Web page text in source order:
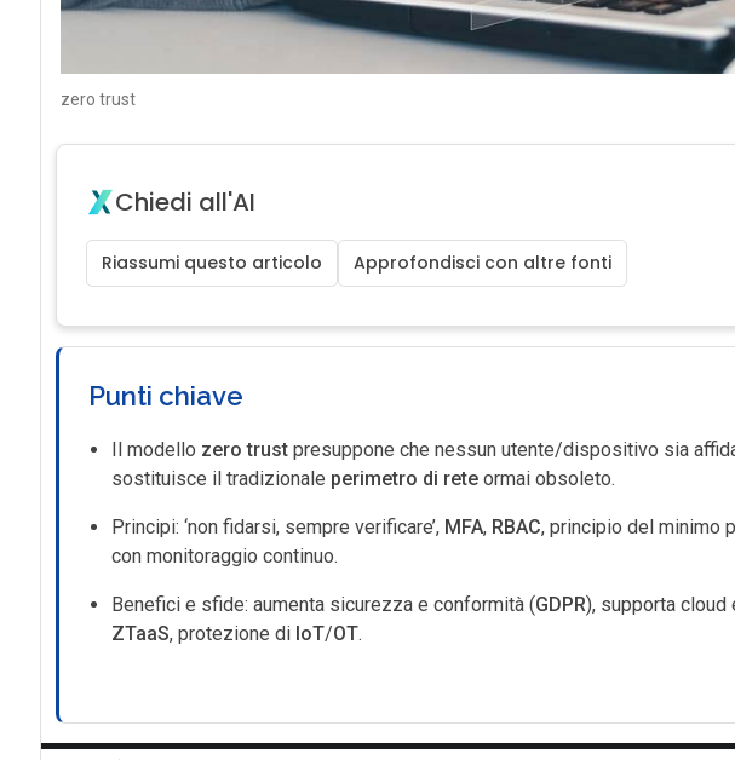
zero trust
Chiedi all'AI
Riassumi questo articolo Approfondisci con altre fonti
Punti chiave
Il modello zero trustpresuppone che nessun utente/dispositivo sia
sostituisce il tradizionale perimetro di reteormai obsoleto.
Principi: ‘non fidarsi, sempre verificare’, MFA, RBAC, principio del minimo
con monitoraggio continuo.
Benefici e sfide: aumenta sicurezza e conformità (GDPR), supporta cloud
ZTaaS, protezione di IoT/OT.